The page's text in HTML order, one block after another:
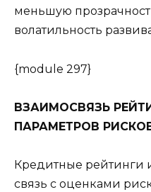
меньшую
волатильность
{module 297}
ВЗАИМОСВЯЗЬ
ПАРАМЕТРОВ
Кредитные рейтинги
связь с оценками